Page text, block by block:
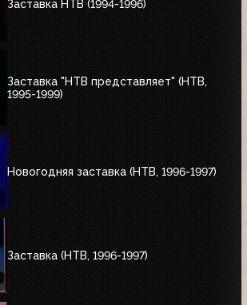
Заставка НТВ (1994-1996)
Заставка "НТВ представляет" (НТВ,
1995-1999)
Новогодняя заставка (НТВ, 1996-1997)
Заставка (НТВ, 1996-1997)